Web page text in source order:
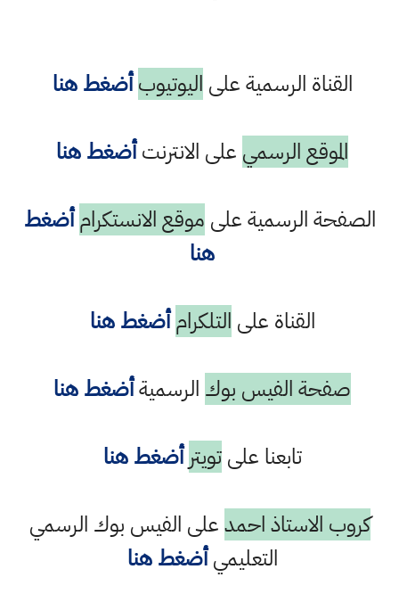
القناة الرسمية على اليوتيوب أضغط هنا
الموقع الرسمي على الانترنتأضغط هنا
الصفحة الرسمية على موقع الانستكرام أضغط
هنا
القناة على التلكرام أضغط هنا
صفحة الفيس بوك الرسميةأضغط هنا
تابعنا علىتويتر أضغط هنا
كروب الاستاذ احمدعلى الفيس بوك الرسمي
التعليميأضغط هنا